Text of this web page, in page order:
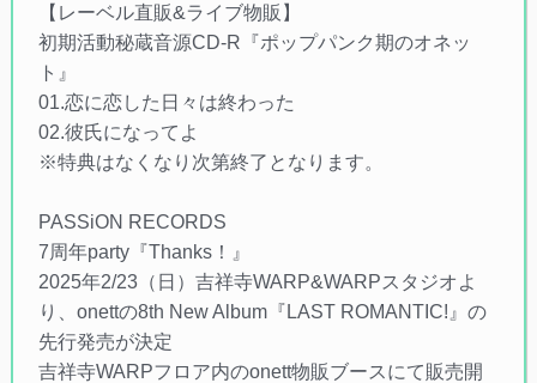
【レーベル直販&ライブ物販】
初期活動秘蔵音源CD-R『ポップパンク期のオネッ
ト』
01.恋に恋した日々は終わった
02.彼氏になってよ
※特典はなくなり次第終了となります。
PASSiON RECORDS
7周年party『Thanks！』
2025年2/23（日）吉祥寺WARP&WARPスタジオよ
り、onettの8th New Album『LAST ROMANTIC!』の
先行発売が決定
吉祥寺WARPフロア内のonett物販ブースにて販売開